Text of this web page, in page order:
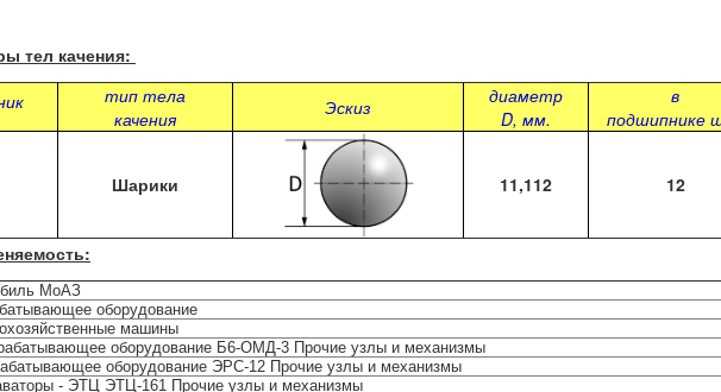
тел качения:
тип тела
качения
Эскиз
диаметр
D, мм.
в
подшипнике
Шарики 11,112 12
МоАЗ
оборудование
машины
оборудование Б6-ОМД-3 Прочие узлы и механизмы
оборудование ЭРС-12 Прочие узлы и механизмы
- ЭТЦ ЭТЦ-161 Прочие узлы и механизмы